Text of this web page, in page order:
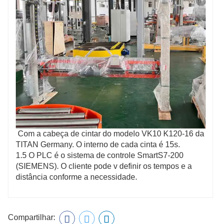
Com a cabeça de cintar do modelo VK10 K120-16 da
TITAN Germany. O interno de cada cinta é 15s.
1.5 O PLC é o sistema de controle SmartS7-200
(SIEMENS). O cliente pode v definir os tempos e a
distância conforme a necessidade.
Compartilhar: